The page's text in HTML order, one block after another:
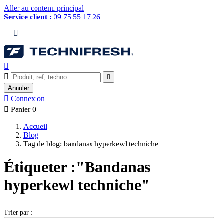
Aller au contenu principal
Service client : 09 75 55 17 26




Annuler
 Connexion
 Panier 0
Accueil
Blog
Tag de blog: bandanas hyperkewl techniche
Étiqueter :"Bandanas
hyperkewl techniche"
Trier par :